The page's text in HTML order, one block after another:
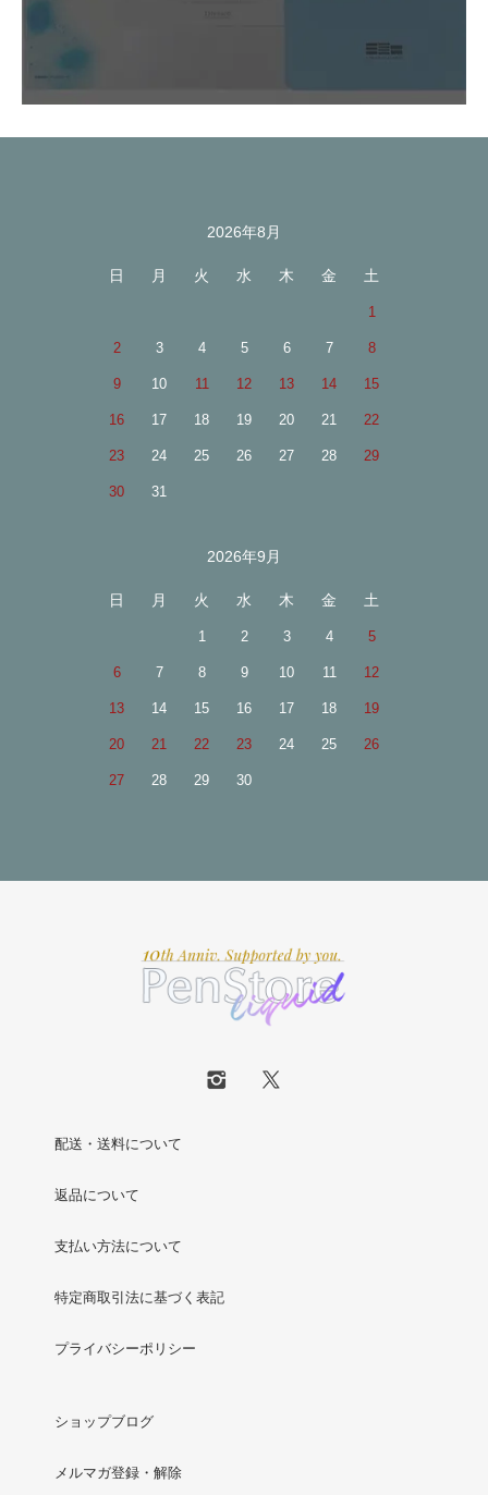
2026年8月
日 月 火 水 木 金 土
1
2 3 4 5 6 7 8
9 10 11 12 13 14 15
16 17 18 19 20 21 22
23 24 25 26 27 28 29
30 31
2026年9月
日 月 火 水 木 金 土
1 2 3 4 5
6 7 8 9 10 11 12
13 14 15 16 17 18 19
20 21 22 23 24 25 26
27 28 29 30
配送・送料について
返品について
支払い方法について
特定商取引法に基づく表記
プライバシーポリシー
ショップブログ
メルマガ登録・解除